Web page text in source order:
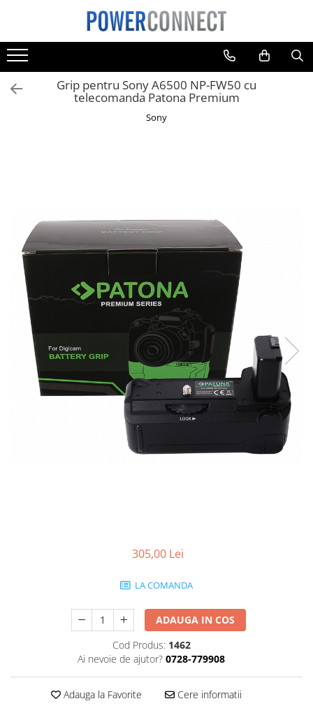
Toate Produsele
Sisteme filtrare apa
Sisteme filtrare apa
Aspiratoare
Diverse
Adaptoare
Boxe portabile
Console
Gripuri
Laptop
POS/Scanere coduri de bare
Scule electrice
Produse de bucatarie kjøk
Pachete Promo
Grip pentru Sony A6500 NP-FW50 cu
telecomanda Patona Premium
Sony
305,00 Lei
LA COMANDA
ADAUGA IN COS
Cod Produs: 1462
Ai nevoie de ajutor? 0728-779908
Adauga la Favorite Cere informatii